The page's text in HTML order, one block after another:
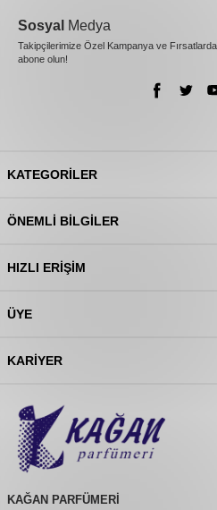
Sosyal Medya
Takipçilerimize Özel Kampanya ve
abone olun!
KATEGORILER
ÖNEMLI BILGILER
HIZLI ERIŞIM
ÜYE
KARIYER
KAĞAN PARFÜMERİ